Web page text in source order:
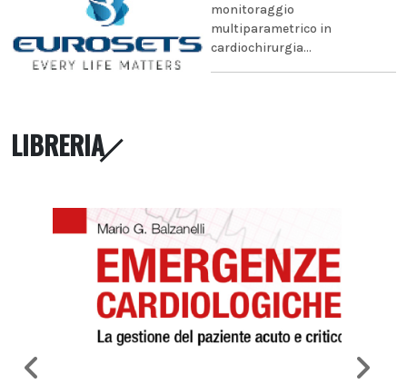
monitoraggio
multiparametrico in
cardiochirurgia...
LIBRERIA